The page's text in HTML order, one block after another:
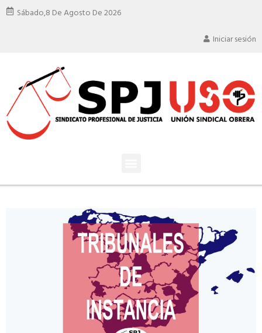
Sábado,8 De Agosto De 2026
Iniciar sesión